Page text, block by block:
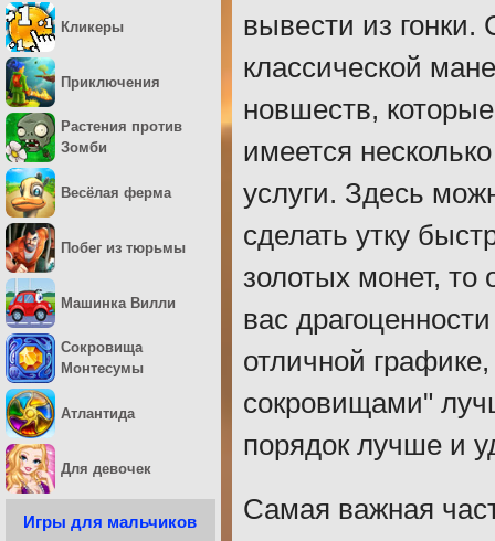
вывести из
классической
новшеств,
имеется
услуги. Здесь
сделать утку
золотых монет, то
вас
отличной
сокровищами"
порядок лучше и
Самая важная
Кликеры
Приключения
Растения против
Зомби
Весёлая ферма
Побег из тюрьмы
Машинка Вилли
Сокровища
Монтесумы
Атлантида
Для девочек
Игры для мальчиков